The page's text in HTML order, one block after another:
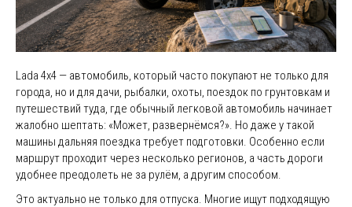
Lada 4x4 — автомобиль, который часто покупают не только для
города, но и для дачи, рыбалки, охоты, поездок по грунтовкам и
путешествий туда, где обычный легковой автомобиль начинает
жалобно шептать: «Может, развернёмся?». Но даже у такой
машины дальняя поездка требует подготовки. Особенно если
маршрут проходит через несколько регионов, а часть дороги
удобнее преодолеть не за рулём, а другим способом.
Это актуально не только для отпуска. Многие ищут подходящую